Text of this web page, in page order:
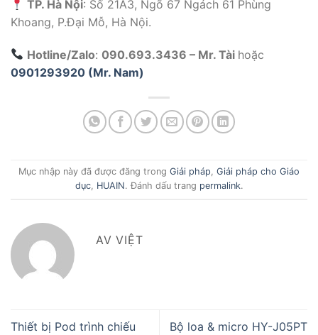
TP. Hà Nội: Số 21A3, Ngõ 67 Ngách 61 Phùng
Khoang, P.Đại Mỗ, Hà Nội.
Hotline/Zalo: 090.693.3436 – Mr. Tài hoặc
0901293920 (Mr. Nam)
Mục nhập này đã được đăng trong Giải pháp, Giải pháp cho Giáo
dục, HUAIN. Đánh dấu trang permalink.
AV VIỆT
Thiết bị Pod trình chiếu
Bộ loa & micro HY-J05PT